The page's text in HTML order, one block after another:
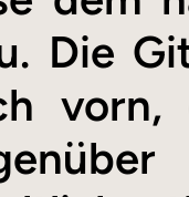
Die
vorn,